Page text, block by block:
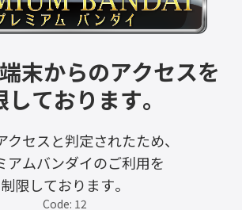
末からのアクセスを
ております。
クセスと判定されたため、
アムバンダイのご利用を
制限しております。
Code: 12